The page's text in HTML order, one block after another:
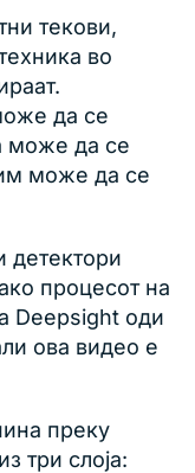
текови,
во
да се
може да се
може да се
детектори
процесот на
Deepsight оди
ова видео е
преку
три слоја: